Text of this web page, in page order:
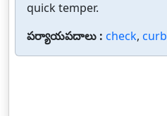
quick temper.
పర్యాయపదాలు : check, curb